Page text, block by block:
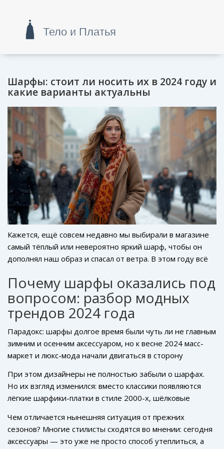
Шарфы: стоит ли носить их в 2024 году и
какие варианты актуальны
Кажется, ещё совсем недавно мы выбирали в магазине
самый тёплый или невероятно яркий шарф, чтобы он
дополнял наш образ и спасал от ветра. В этом году всё
луки без шарфов, стритстайл из европейских столиц
вообще будто забыл об этом аксессуаре — и вот уже
пошли слухи: а шарфы-то больше не в моде? Но так ли
это и стоит ли убирать шарф подальше до лучших
времён? Давайте разбираться.
Почему шарфы оказались под
вопросом: разбор модных
трендов 2024 года
Парадокс: шарфы долгое время были чуть ли не главным
зимним и осенним аксессуаром, но к весне 2024 масс-
маркет и люкс-мода начали двигаться в сторону
Sander, The Row, Bottega Veneta — шарфы почти не
появлялись. Даже в коллекциях осень-зима 2024/25 на
подиумах заметен явный сдвиг: привычные шарфы
вытесняют более лаконичные варианты — например,
трикотажные гольфы, балаклавы, высокие воротники на
свитерах. Причина такого явления во многом в общем
При этом дизайнеры не полностью забыли о шарфах.
Но их взгляд изменился: вместо классики появляются
лёгкие шарфики-платки в стиле 2000-х, шёлковые
аксессуары, напоминающие о ручной работе. К примеру,
Loewe показали шарфы-аппликации, а Acne Studios
выпустили шарфы в духе крафтовых арт-объектов. Судя
Чем отличается нынешняя ситуация от прежних
сезонов? Многие стилисты сходятся во мнении: сегодня
аксесcуары — это уже не просто способ утеплиться, а